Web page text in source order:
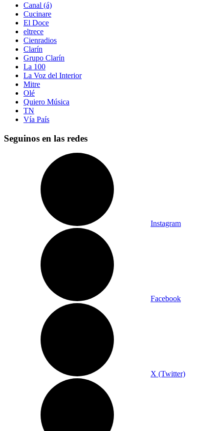
Canal (á)
Cucinare
El Doce
eltrece
Cienradios
Clarín
Grupo Clarín
La 100
La Voz del Interior
Mitre
Olé
Quiero Música
TN
Vía País
Seguinos en las redes
Instagram
Facebook
X (Twitter)